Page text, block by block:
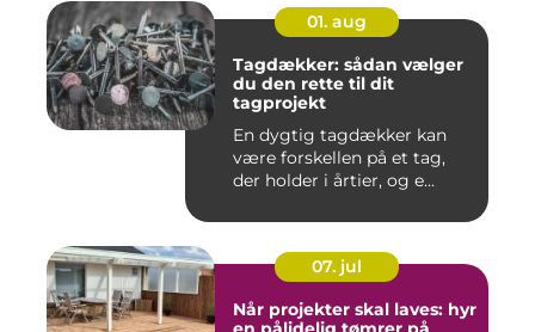
01. aug
Tagdækker: sådan vælger
du den rette til dit
tagprojekt
En dygtig tagdækker kan
være forskellen på et tag,
der holder i årtier, og e...
07. jul
Når projekter skal laves: hyr